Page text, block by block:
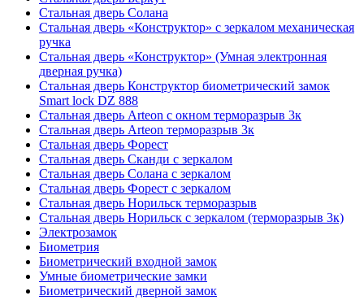
Стальная дверь Солана
Стальная дверь «Конструктор» с зеркалом механическая
ручка
Стальная дверь «Конструктор» (Умная электронная
дверная ручка)
Стальная дверь Конструктор биометрический замок
Smart lock DZ 888
Стальная дверь Arteon с окном терморазрыв 3к
Стальная дверь Arteon терморазрыв 3к
Стальная дверь Форест
Стальная дверь Сканди с зеркалом
Стальная дверь Солана с зеркалом
Стальная дверь Форест с зеркалом
Стальная дверь Норильск терморазрыв
Стальная дверь Норильск с зеркалом (терморазрыв 3к)
Электрозамок
Биометрия
Биометрический входной замок
Умные биометрические замки
Биометрический дверной замок